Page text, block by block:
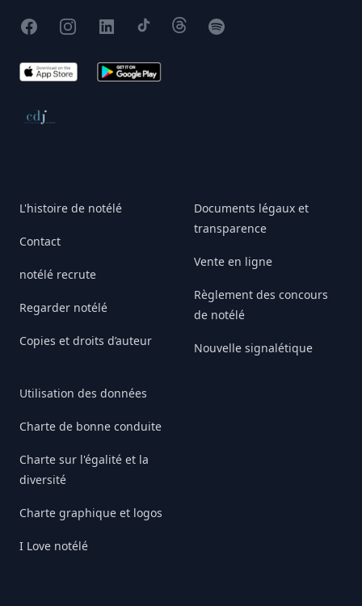
FacebookInstagram
X TikTokThreadsSpotify
App Store Google Play
Conseil de déontologie journalistique
L'histoire de notélé
Contact
notélé recrute
Regarder notélé
Copies et droits d’auteur
Utilisation des données
Charte de bonne conduite
Charte sur l'égalité et la
diversité
Charte graphique et logos
I Love notélé
Documents légaux et
transparence
Vente en ligne
Règlement des concours
de notélé
Nouvelle signalétique